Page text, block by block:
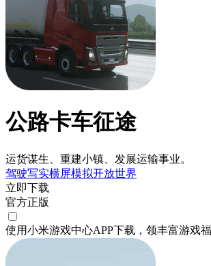
公路卡车征途
运货谋生、重建小镇、发展运输事业。
驾驶写实横屏模拟开放世界
立即下载
官方正版
使用小米游戏中心APP下载 ，领丰富游戏